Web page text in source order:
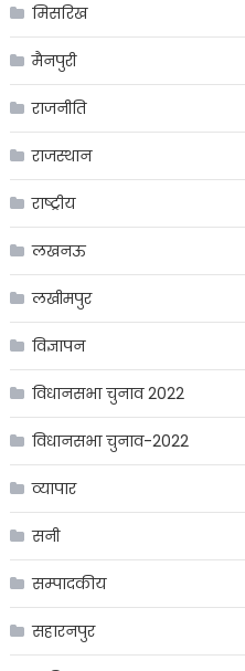
मिसरिख
मैनपुरी
राजनीति
राजस्थान
राष्ट्रीय
लखनऊ
लखीमपुर
विज्ञापन
विधानसभा चुनाव 2022
विधानसभा चुनाव-2022
व्यापार
सनी
सम्पादकीय
सहारनपुर